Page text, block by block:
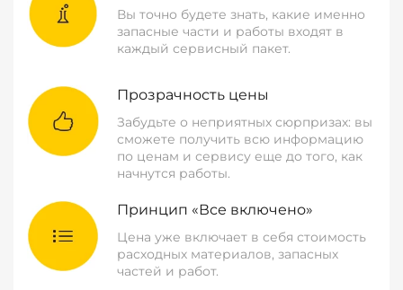
Вы точно будете знать, какие именно
запасные части и работы входят в
каждый сервисный пакет.
Прозрачность цены
Забудьте о неприятных сюрпризах: вы
сможете получить всю информацию
по ценам и сервису еще до того, как
начнутся работы.
Принцип «Все включено»
Цена уже включает в себя стоимость
расходных материалов, запасных
частей и работ.